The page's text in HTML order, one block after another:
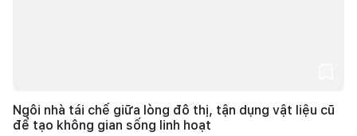
Ngôi nhà tái chế giữa lòng đô thị, tận dụng vật liệu cũ
để tạo không gian sống linh hoạt